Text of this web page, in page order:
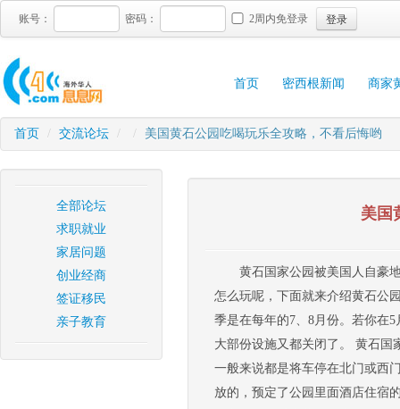
账号： 密码： 2周内免登录 登录
首页 密西根新闻 商家
首页 / 交流论坛 / / 美国黄石公园吃喝玩乐全攻略，不看后悔哟
全部论坛
求职就业
家居问题
创业经商
签证移民
亲子教育
美国
黄石国家公园被美国人自豪
怎么玩呢，下面就来介绍黄石公
季是在每年的7、8月份。若你在
大部份设施又都关闭了。 黄石国
一般来说都是将车停在北门或西
放的，预定了公园里面酒店住宿